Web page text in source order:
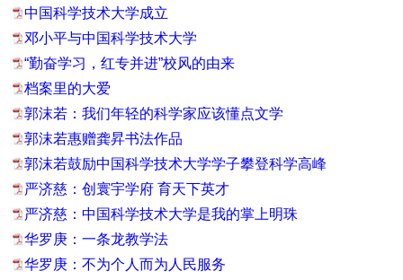
中国科学技术大学成立
邓小平与中国科学技术大学
“勤奋学习，红专并进”校风的由来
档案里的大爱
郭沫若：我们年轻的科学家应该懂点文学
郭沫若惠赠龚昇书法作品
郭沫若鼓励中国科学技术大学学子攀登科学高峰
严济慈：创寰宇学府 育天下英才
严济慈：中国科学技术大学是我的掌上明珠
华罗庚：一条龙教学法
华罗庚：不为个人而为人民服务